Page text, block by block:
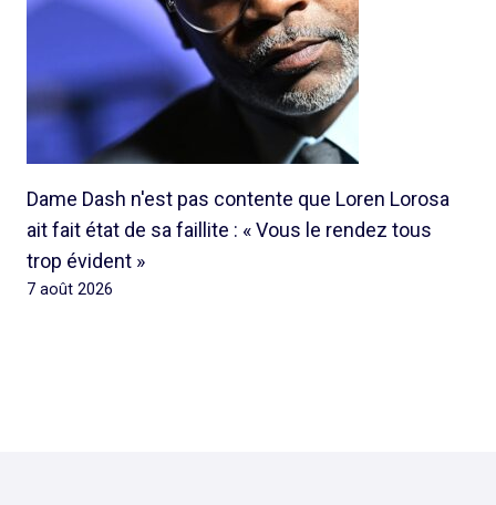
Dame Dash n'est pas contente que Loren Lorosa
ait fait état de sa faillite : « Vous le rendez tous
trop évident »
7 août 2026